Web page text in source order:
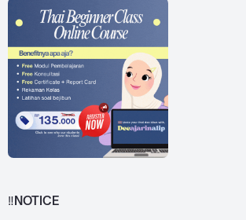
‼️NOTICE